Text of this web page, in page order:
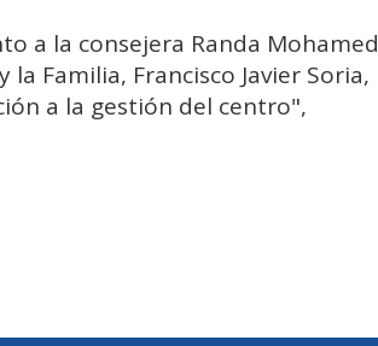
a la consejera Randa Mohamed
Familia, Francisco Javier Soria,
a la gestión del centro",